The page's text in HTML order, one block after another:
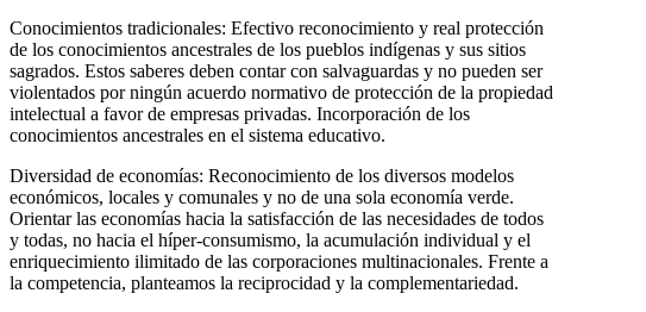
Conocimientos tradicionales: Efectivo reconocimiento y real protección
de los conocimientos ancestrales de los pueblos indígenas y sus sitios
sagrados. Estos saberes deben contar con salvaguardas y no pueden ser
violentados por ningún acuerdo normativo de protección de la propiedad
intelectual a favor de empresas privadas. Incorporación de los
conocimientos ancestrales en el sistema educativo.
Diversidad de economías: Reconocimiento de los diversos modelos
económicos, locales y comunales y no de una sola economía verde.
Orientar las economías hacia la satisfacción de las necesidades de todos
y todas, no hacia el híper-consumismo, la acumulación individual y el
enriquecimiento ilimitado de las corporaciones multinacionales. Frente a
la competencia, planteamos la reciprocidad y la complementariedad.